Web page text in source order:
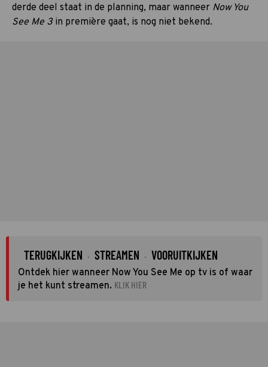
derde deel staat in de planning, maar wanneer Now You
See Me 3 in première gaat, is nog niet bekend.
TERUGKIJKEN · STREAMEN · VOORUITKIJKEN
Ontdek hier wanneer Now You See Me op tv is of waar
je het kunt streamen. KLIK HIER